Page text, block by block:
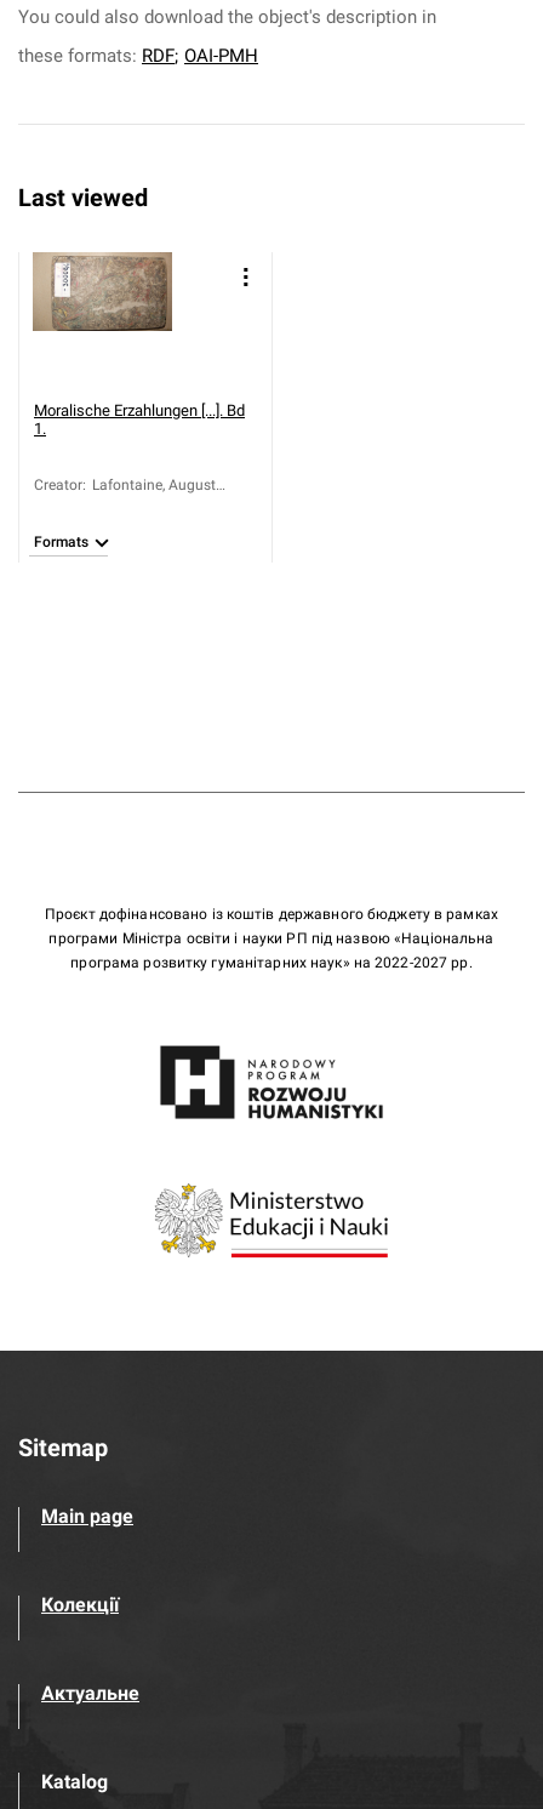
You could also download the object's description in
these formats: RDF; OAI-PMH
Last viewed
Moralische Erzahlungen [...]. Bd
1.
Creator: Lafontaine, August
Formats
Проєкт дофінансовано із коштів державного бюджету в рамках
програми Міністра освіти і науки РП під назвою «Національна
програма розвитку гуманітарних наук» на 2022-2027 рр.
Sitemap
Main page
Колекції
Актуальне
Katalog